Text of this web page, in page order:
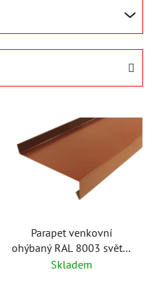
Parapet venkovní
ohýbaný RAL 8003 světle
hnědý
Skladem